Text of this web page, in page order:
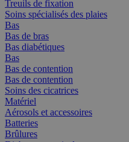
Treuils de fixation
Soins spécialisés des plaies
Bas
Bas de bras
Bas diabétiques
Bas
Bas de contention
Bas de contention
Soins des cicatrices
Matériel
Aérosols et accessoires
Batteries
Brûlures